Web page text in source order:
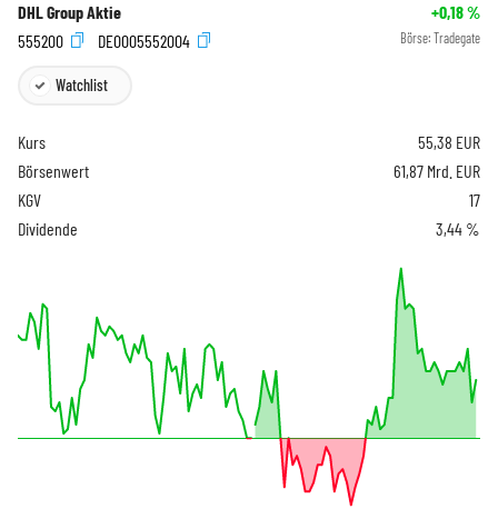
DHL Group Aktie +0,18%
555200
DE0005552004 Börse: Tradegate
Watchlist
Kurs 55,38 EUR
Börsenwert
61,87 Mrd. EUR
KGV
17
Dividende
3,44 %